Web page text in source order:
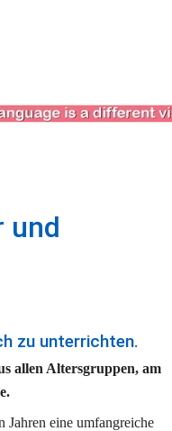
und
zu unterrichten.
allen Altersgruppen, am
Jahren eine umfangreiche